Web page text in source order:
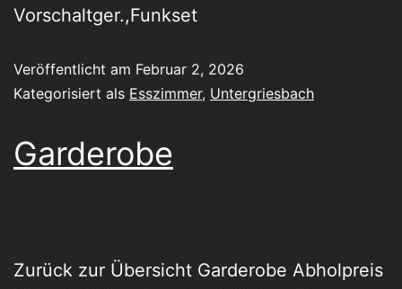
Vorschaltger.,Funkset
Veröffentlicht am Februar 2, 2026
Kategorisiert als Esszimmer, Untergriesbach
Garderobe
Zurück zur Übersicht Garderobe Abholpreis